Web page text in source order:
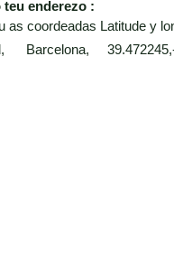
teu enderezo :
as coordeadas Latitude y
Barcelona, 39.472245,-